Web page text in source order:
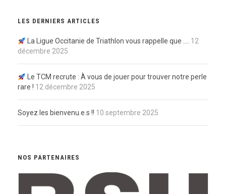
LES DERNIERS ARTICLES
La Ligue Occitanie de Triathlon vous rappelle que …. 12
décembre 2025
Le TCM recrute : À vous de jouer pour trouver notre perle
rare ! 12 décembre 2025
Soyez les bienvenu.e.s !! 10 septembre 2025
NOS PARTENAIRES